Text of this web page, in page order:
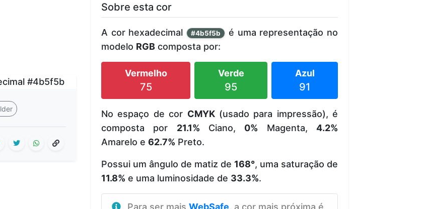
Sobre esta cor
A cor hexadecimal #4b5f5b
é uma representação no
modelo RGB composta por:
Vermelho
75
Verde
95
Azul
91
No espaço de cor CMYK(usado para impressão), é
composta por 21.1% Ciano, 0% Magenta,4.2%
Amarelo e 62.7% Preto.
Possui um ângulo de matiz de 168°, uma saturação de
11.8% e uma luminosidade de 33.3%.
Para ser mais WebSafe, a cor mais próxima é